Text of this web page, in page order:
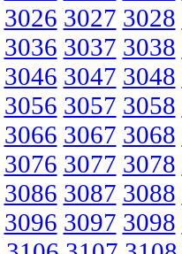
3026 3027 3028
3036 3037 3038
3046 3047 3048
3056 3057 3058
3066 3067 3068
3076 3077 3078
3086 3087 3088
3096 3097 3098